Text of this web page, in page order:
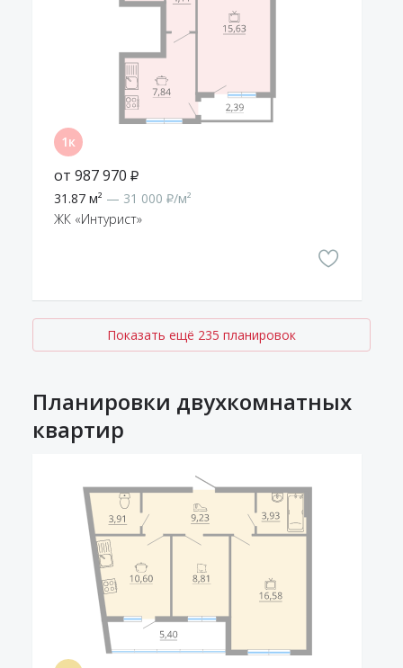
от 987 970 ₽
31.87 м² — 31 000 ₽/м²
ЖК «Интурист»
Показать ещё 235 планировок
Планировки двухкомнатных
квартир